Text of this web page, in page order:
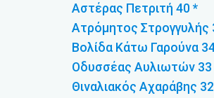
Αστέρας Πετριτή 40 *
Ατρόμητος Στρογγυλής
Βολίδα Κάτω Γαρούνα
Οδυσσέας Αυλιωτών 33
Θιναλιακός Αχαράβης 32